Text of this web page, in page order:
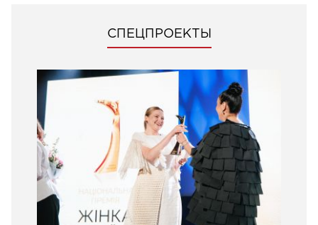
СПЕЦПРОЕКТЫ